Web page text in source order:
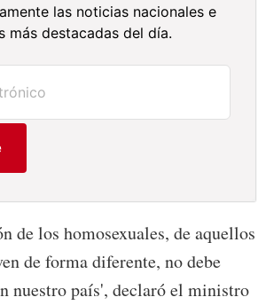
las noticias nacionales e
más destacadas del día.
de los homosexuales, de aquellos
de forma diferente, no debe
nuestro país', declaró el ministro